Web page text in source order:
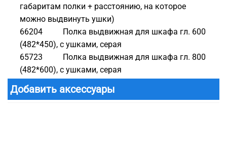
габаритам полки + расстоянию, на которое
можно выдвинуть ушки)
66204 Полка выдвижная для шкафа гл. 600
(482*450), с ушками, серая
65723 Полка выдвижная для шкафа гл. 800
(482*600), с ушками, серая
Добавить аксессуары